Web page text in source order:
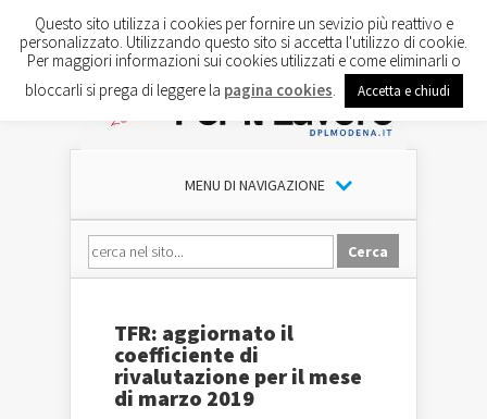
MENU DI NAVIGAZIONE
TFR: aggiornato il
coefficiente di
rivalutazione per il mese
di marzo 2019
Questo sito utilizza i cookies per fornire un sevizio più reattivo e
personalizzato. Utilizzando questo sito si accetta l'utilizzo di cookie.
Per maggiori informazioni sui cookies utilizzati e come eliminarli o
bloccarli si prega di leggere la pagina cookies Accetta e chiudi